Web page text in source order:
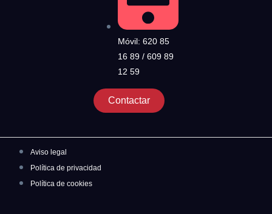
Móvil: 620 85
16 89 / 609 89
12 59
Contactar
Aviso legal
Política de privacidad
Política de cookies